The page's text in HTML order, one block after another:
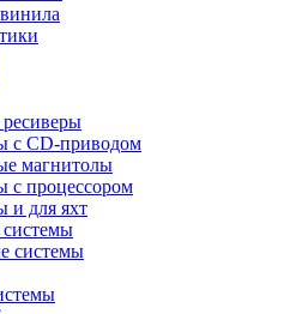
с CD-приводом
магнитолы
с процессором
и для яхт
системы